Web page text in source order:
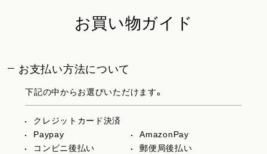
お買い物ガイド
お支払い方法について
下記の中からお選びいただけます。
クレジットカード決済
Paypay
AmazonPay
コンビニ後払い
郵便局後払い